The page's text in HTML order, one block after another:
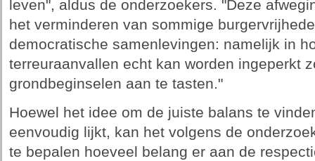
leven", aldus de onderzoekers. "Deze
het verminderen van sommige
democratische samenlevingen: namelijk in
terreuraanvallen echt kan worden ingeperkt
grondbeginselen aan te tasten."
Hoewel het idee om de juiste balans te
eenvoudig lijkt, kan het volgens de
te bepalen hoeveel belang er aan de